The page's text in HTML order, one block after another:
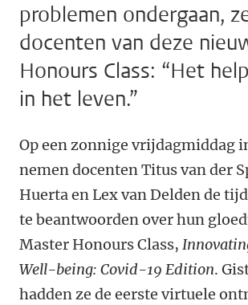
problemen ondergaan,
docenten van deze
Honours Class: “Het
in het leven.”
Op een zonnige vrijdagmiddag
nemen docenten Titus van der
Huerta en Lex van Delden de
te beantwoorden over hun
Master Honours Class,
Well-being: Covid-19 Edition.
hadden ze de eerste virtuele